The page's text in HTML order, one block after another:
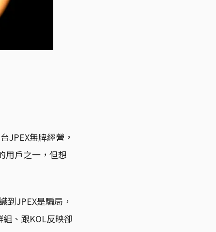
JPEX無牌經營，
用戶之一，但想
到JPEX是騙局，
、跟KOL反映卻